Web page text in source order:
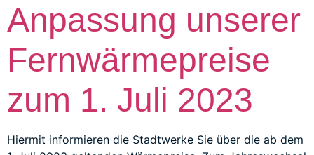
Anpassung unserer
Fernwärmepreise
zum 1. Juli 2023
Hiermit informieren die Stadtwerke Sie über die ab dem